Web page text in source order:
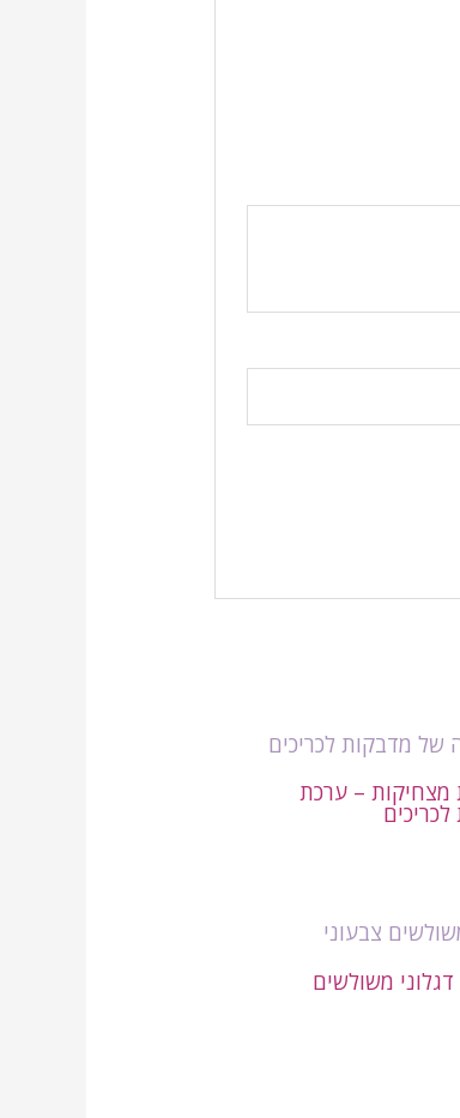
מצחיקות – ערכת
משולשים